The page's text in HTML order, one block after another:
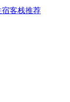
客栈推荐